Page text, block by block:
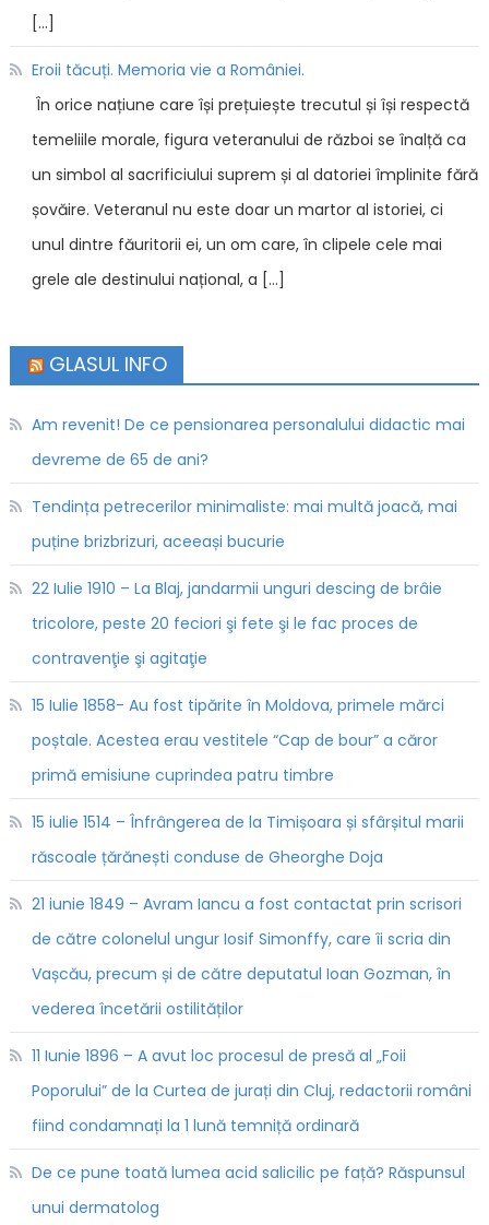
[…]
Eroii tăcuți. Memoria vie a României.
În orice națiune care își prețuiește trecutul și își respectă
temeliile morale, figura veteranului de război se înalță ca
un simbol al sacrificiului suprem și al datoriei împlinite fără
șovăire. Veteranul nu este doar un martor al istoriei, ci
unul dintre făuritorii ei, un om care, în clipele cele mai
grele ale destinului național, a […]
GLASUL INFO
Am revenit! De ce pensionarea personalului didactic mai
devreme de 65 de ani?
Tendința petrecerilor minimaliste: mai multă joacă, mai
puține brizbrizuri, aceeași bucurie
22 Iulie 1910 – La Blaj, jandarmii unguri descing de brâie
tricolore, peste 20 feciori şi fete şi le fac proces de
contravenţie şi agitaţie
15 Iulie 1858- Au fost tipărite în Moldova, primele mărci
poștale. Acestea erau vestitele “Cap de bour” a căror
primă emisiune cuprindea patru timbre
15 iulie 1514 – Înfrângerea de la Timișoara și sfârșitul marii
răscoale țărănești conduse de Gheorghe Doja
21 iunie 1849 – Avram Iancu a fost contactat prin scrisori
de către colonelul ungur Iosif Simonffy, care îi scria din
Vașcău, precum și de către deputatul Ioan Gozman, în
vederea încetării ostilităților
11 Iunie 1896 – A avut loc procesul de presă al „Foii
Poporului” de la Curtea de jurați din Cluj, redactorii români
fiind condamnați la 1 lună temniță ordinară
De ce pune toată lumea acid salicilic pe față? Răspunsul
unui dermatolog